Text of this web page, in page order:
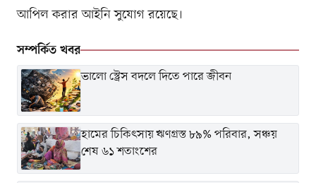
আপিল করার আইনি সুযোগ রয়েছে।
সম্পর্কিত খবর
ভালো স্ট্রেস বদলে দিতে পারে জীবন
হামের চিকিৎসায় ঋণগ্রস্ত ৮৯% পরিবার, সঞ্চয়
শেষ ৬১ শতাংশের